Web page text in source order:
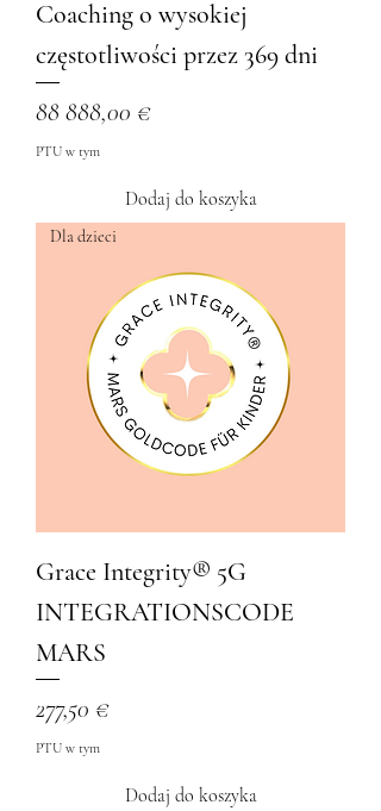
Coaching o wysokiej
częstotliwości przez 369 dni
Cena
88 888,00 €
PTU w tym
Dodaj do koszyka
Dla dzieci
Grace Integrity® 5G
INTEGRATIONSCODE
MARS
Cena
277,50 €
PTU w tym
Dodaj do koszyka